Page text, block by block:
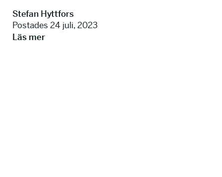
Stefan Hyttfors
Postades 24 juli, 2023
Läs mer